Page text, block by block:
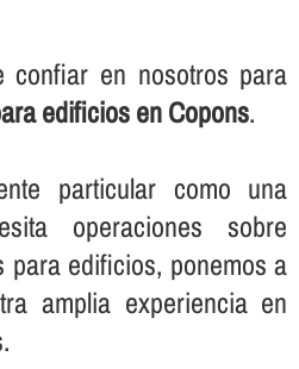
confiar en nosotros para
edificios en Copons.
particular como una
operaciones sobre
para edificios, ponemos a
amplia experiencia en